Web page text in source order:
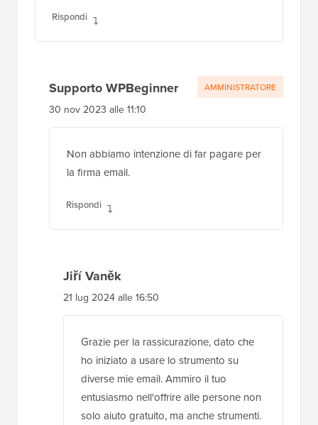
Rispondi
Supporto WPBeginner
30 nov 2023 alle 11:10
Non abbiamo intenzione di far pagare per
la firma email.
Rispondi
AMMINISTRATORE
Jiří Vaněk
21 lug 2024 alle 16:50
Grazie per la rassicurazione, dato che
ho iniziato a usare lo strumento su
diverse mie email. Ammiro il tuo
entusiasmo nell'offrire alle persone non
solo aiuto gratuito, ma anche strumenti.